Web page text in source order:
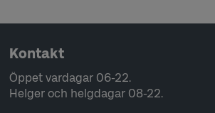
Kontakt
Öppet vardagar 06-22.
Helger och helgdagar 08-22.